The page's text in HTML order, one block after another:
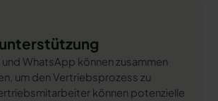
WhatsApp können zusammen
um den Vertriebsprozess zu
können potenzielle